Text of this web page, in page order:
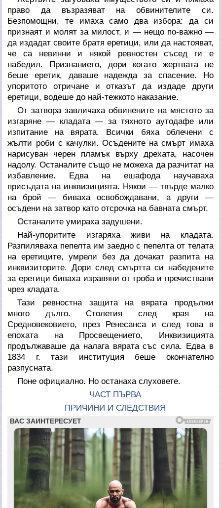
право да възразяват на обвинителите си.
Безпомощни, те имаха само два избора: да си
признаят и молят за милост, и — нещо по-важно —
да издадат своите братя еретици, или да настояват,
че са невинни и някой ревностен съсед ги е
набедил. Признанието, дори когато жертвата не
беше еретик, даваше надежда за спасение. Но
упоритото отричане и отказът да издаде други
еретици, водеше до най-тежкото наказание.
От затвора завличаха обвинените на мястото за
изгаряне — кладата — за тяхното аутодафе или
изпитание на вярата. Всички бяха облечени с
жълти роби с качулки. Осъдените на смърт имаха
нарисуван черен пламък върху дрехата, насочен
надолу. Останалите също не можеха да разчитат на
избавление. Едва на ешафода научаваха
присъдата на инквизицията. Някои — твърде малко
на брой — биваха освобождавани, а други —
осъдени на затвор като отсрочка на бавната смърт.
Останалите умираха задушени.
Най-упоритите изгаряха живи на кладата.
Разпиляваха пепелта им заедно с пепелта от телата
на еретиците, умрели без да дочакат разпита на
инквизиторите. Дори след смъртта си набедените
за еретици биваха изравяни от гроба и пречиствани
чрез кладата.
Тази ревностна защита на вярата продължи
много дълго. Столетия след края на
Средновековието, през Ренесанса и след това в
епохата на Просвещението, Инквизицията
продължаваше да налага вярата със сила. Едва в
1834 г. тази институция беше окончателно
разпусната.
Поне официално. Но останаха слуховете.
ЧАСТ ПЪРВА
ПРИЧИНИ И СЛЕДСТВИЯ